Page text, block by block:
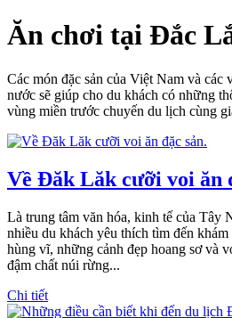
Ăn chơi tại Đắc
Các món đặc sản của Việt Nam và các
nước sẽ giúp cho du khách có những
vùng miền trước chuyến du lịch cùng
Về Đăk Lăk cưỡi voi ăn
Là trung tâm văn hóa, kinh tế của Tây
nhiều du khách yêu thích tìm đến
hùng vĩ, những cảnh đẹp hoang sơ và
đậm chất núi rừng...
Chi tiết